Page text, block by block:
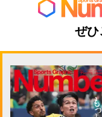
ぜひ